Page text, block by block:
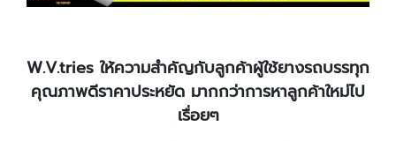
W.V.tries ให้ความสำคัญกับลูกค้าผู้ใช้ยางรถบรรทุก
คุณภาพดีราคาประหยัด มากกว่าการหาลูกค้าใหม่ไป
เรื่อยๆ